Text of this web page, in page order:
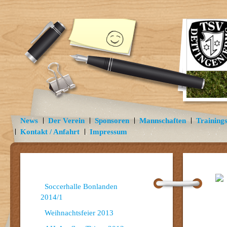
News Der Verein Sponsoren Mannschaften
Kontakt / Anfahrt
Impressum
Soccerhalle Bonlanden
2014/1
Weihnachtsfeier 2013